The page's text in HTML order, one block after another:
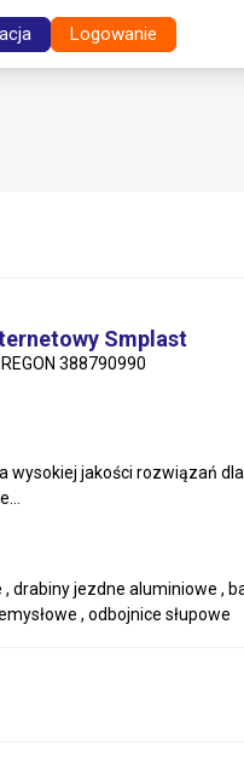
Logowanie
Smplast
REGON 388790990
jakości rozwiązań
jezdne aluminiowe ,
, odbojnice słupowe